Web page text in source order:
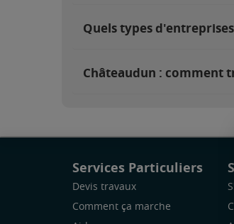
Quels types
Châteaudun : comment
Services Particuliers
Devis travaux
Comment ça marche